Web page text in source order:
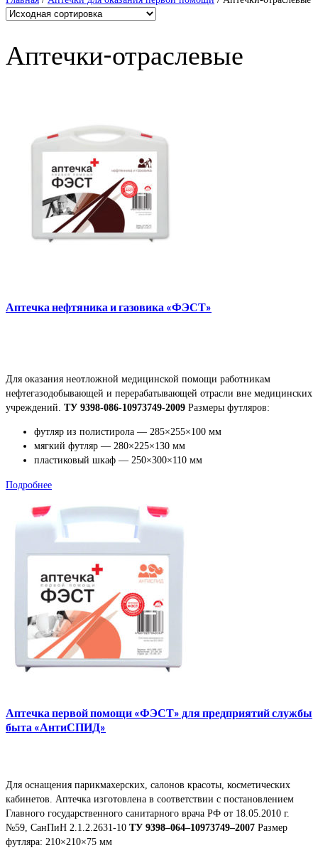
Аптечки-отраслевые
Аптечка нефтяника и газовика «ФЭСТ»
Для оказания неотложной медицинской помощи работникам
нефтегазодобывающей и перерабатывающей отрасли вне медицинских
учреждений. ТУ 9398-086-10973749-2009 Размеры футляров:
футляр из полистирола — 285×255×100 мм
мягкий футляр — 280×225×130 мм
пластиковый шкаф — 250×300×110 мм
Подробнее
Аптечка первой помощи «ФЭСТ» для предприятий службы
быта «АнтиСПИД»
Для оснащения парикмахерских, салонов красоты, косметических
кабинетов. Аптечка изготовлена в соответствии с постановлением
Главного государственного санитарного врача РФ от 18.05.2010 г.
№59, СанПиН 2.1.2.2631-10 ТУ 9398–064–10973749–2007 Размер
футляра: 210×210×75 мм